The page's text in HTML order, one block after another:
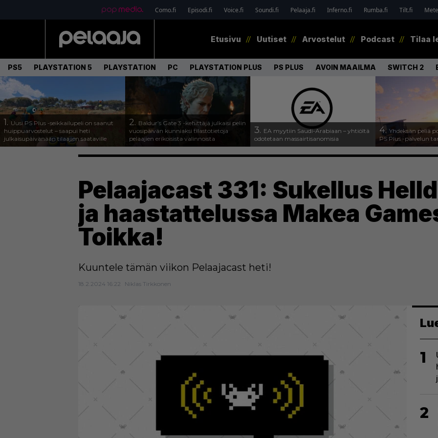
Como.fi Episodi.fi Voice.fi Soundi.fi Pelaaja.fi Inferno.fi Rumba.fi Tilt.fi
Etusivu Uutiset Arvostelut Podcast Tilaa
PS5 PLAYSTATION 5 PLAYSTATION PC PLAYSTATION PLUS PS PLUS AVOIN MAAILMA SWITCH 2
1. Uusi PS Plus -seikkailupeli on saanut
huippuarvostelut – saapui heti
julkaisupäivänään tilaajien saataville
2. Baldur’s Gate 3 -kehittäjä julkaisi pelin
vuosipäivän kunniaksi tilastotietoja
pelaajien erikoisista valinnoista
3. EA myytiin Saudi-Arabiaan – yhtiöltä
odotetaan massairtisanomisia
4. Yhdeksän peliä
PS Plus -palvelun
Pelaajacast 331: Sukellus
ja haastattelussa Makea
Toikka!
Kuuntele tämän viikon Pelaajacast heti!
18.2.2024 16:22 Niklas Tirkkonen
1
2